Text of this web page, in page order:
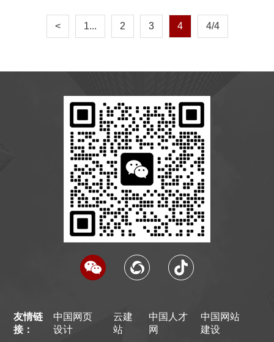
< 1... 2 3 4 4/4
友情链
接：
中国网页
设计
云建
站
中国人才
网
中国网站
建设